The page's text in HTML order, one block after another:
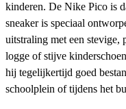
kinderen. De Nike Pico is
sneaker is speciaal
uitstraling met een stevige,
logge of stijve
hij tegelijkertijd goed
schoolplein of tijdens het